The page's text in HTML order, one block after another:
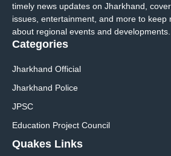
timely news updates on Jharkhand,
issues, entertainment, and more to keep
about regional events and developments..
Categories
Jharkhand Official
Jharkhand Police
JPSC
Education Project Council
Quakes Links